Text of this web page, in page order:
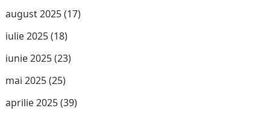
august 2025(17)
iulie 2025(18)
iunie 2025(23)
mai 2025(25)
aprilie 2025(39)